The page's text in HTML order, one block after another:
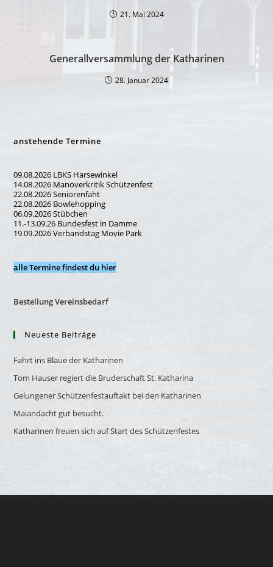
21. Mai 2024
Generallversammlung der Katharinen
28. Januar 2024
anstehende Termine
09.08.2026 LBKS Harsewinkel
14.08.2026 Manöverkritik Schützenfest
22.08.2026 Seniorenfaht
22.08.2026 Bowlehopping
06.09.2026 Stübchen
11.-13.09.26 Bundesfest in Damme
19.09.2026 Verbandstag Movie Park
alle Termine findest du hier
Bestellung Vereinsbedarf
Neueste Beiträge
Fahrt ins Blaue der Katharinen
Tom Hauser regiert die Bruderschaft St. Katharina
Gelungener Schützenfestauftakt bei den Katharinen
Maiandacht gut besucht.
Katharinen freuen sich auf Start des Schützenfestes